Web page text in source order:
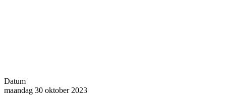
Datum
maandag 30 oktober 2023